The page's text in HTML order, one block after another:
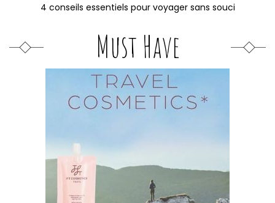
4 conseils essentiels pour voyager sans souci
Must Have